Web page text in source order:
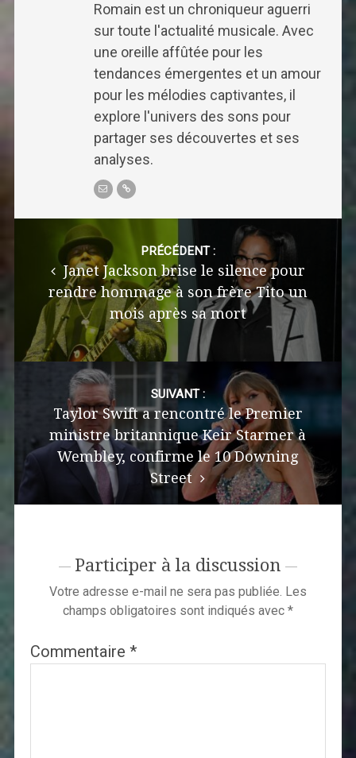
Romain est un chroniqueur aguerri
sur toute l'actualité musicale. Avec
une oreille affûtée pour les
tendances émergentes et un amour
pour les mélodies captivantes, il
explore l'univers des sons pour
partager ses découvertes et ses
analyses.
navigation
PRÉCÉDENT :
Janet Jackson brise le silence pour
rendre hommage à son frère Tito un
mois après sa mort
SUIVANT :
Taylor Swift a rencontré le Premier
ministre britannique Keir Starmer à
Wembley, confirme le 10 Downing
Street
Participer à la discussion
Votre adresse e-mail ne sera pas publiée. Les
champs obligatoires sont indiqués avec *
Commentaire *